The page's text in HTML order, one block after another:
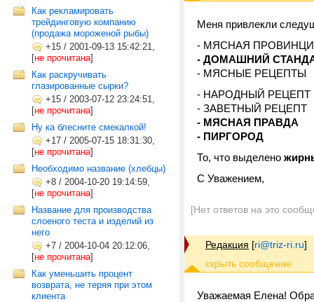
Как рекламировать
трейдинговую компанию
(продажа мороженой рыбы)
+15 / 2001-09-13 15:42:21,
[не прочитана]
Как раскручивать
глазированные сырки?
+15 / 2003-07-12 23:24:51,
[не прочитана]
Ну ка блесните смекалкой!
+17 / 2005-07-15 18:31:30,
[не прочитана]
Необходимо название (хлебцы)
+8 / 2004-10-20 19:14:59,
[не прочитана]
Название для производства
слоеного теста и изделий из
него
+7 / 2004-10-04 20:12:06,
[не прочитана]
Как уменьшить процент
возврата, не теряя при этом
клиента
Меня привлекли
- МЯСНАЯ
- ДОМАШНИЙ
- МЯСНЫЕ РЕЦЕПТЫ
- НАРОДНЫЙ РЕЦЕПТ
- ЗАВЕТНЫЙ РЕЦЕПТ
- МЯСНАЯ ПРАВДА
- ПИРГОРОД
То, что выделено
С Уважением,
[Нет ответов на это
Редакция [ri@triz-ri.ru]
Уважаемая Елена!